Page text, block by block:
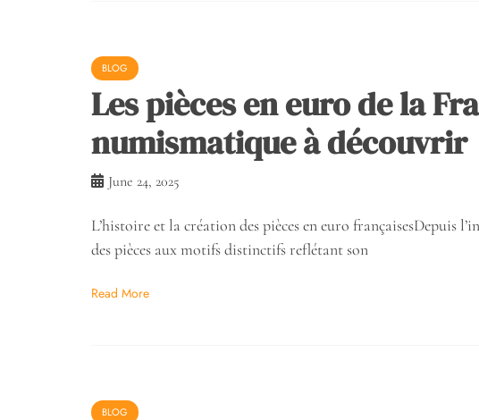
BLOG
Les pièces en euro de la
numismatique à découvrir
June 24, 2025
L’histoire et la création des pièces en euro françaisesDepuis
des pièces aux motifs distinctifs reflétant son
Read More
BLOG